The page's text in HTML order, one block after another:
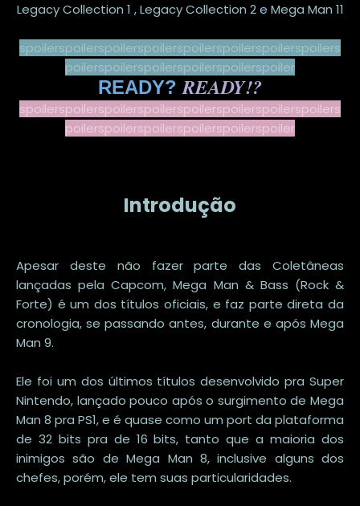
Legacy Collection 1 ,Legacy Collection 2e Mega Man 11
spoilerspoilerspoilerspoilerspoilerspoilerspoilerspoilers
poilerspoilerspoilerspoilerspoilerspoiler
READY? READY!?
spoilerspoilerspoilerspoilerspoilerspoilerspoilerspoilers
poilerspoilerspoilerspoilerspoilerspoiler
Introdução
Apesar deste não fazer parte das Coletâneas
lançadas pela Capcom, Mega Man & Bass (Rock &
Forte) é um dos títulos oficiais, e faz parte direta da
cronologia, se passando antes, durante e após Mega
Man 9.
Ele foi um dos últimos títulos desenvolvido pra Super
Nintendo, lançado pouco após o surgimento de Mega
Man 8 pra PS1, e é quase como um port da plataforma
de 32 bits pra de 16 bits, tanto que a maioria dos
inimigos são de Mega Man 8, inclusive alguns dos
chefes, porém, ele tem suas particularidades.